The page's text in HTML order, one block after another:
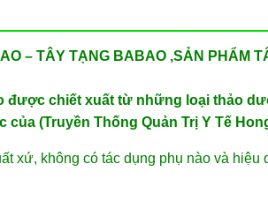
– TÂY TẠNG BABAO ,SẢN PHẨM
chiết xuất từ những loại thảo
(Truyền Thống Quản Trị Y Tế
xứ, không có tác dụng phụ nào và